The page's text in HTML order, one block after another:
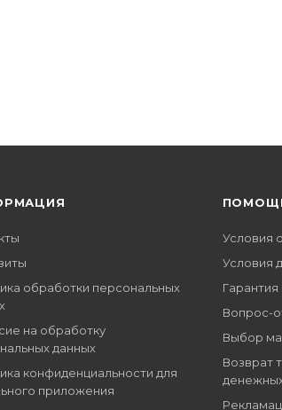
обработки персональных
на обработку
данных
конфиденциальности для
приложения
Условия
Условия
Гарантия
Вопрос-
Выбор
Возврат